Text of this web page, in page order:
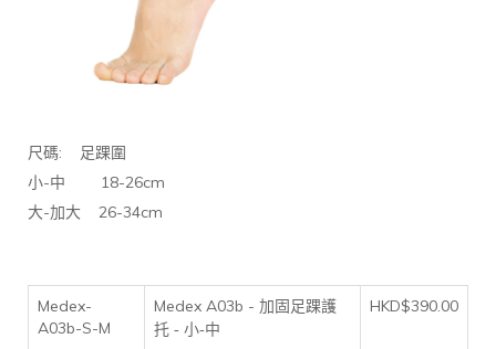
尺碼:
足踝圍
小-中 18-26cm
大-加大 26-34cm
Medex-
A03b-S-M
Medex A03b - 加固足踝護
托 - 小-中
HKD$390.00